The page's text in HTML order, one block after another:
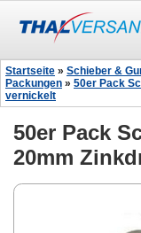
Startseite » Schieber &
Packungen » 50er Pack
vernickelt
50er Pack
20mm